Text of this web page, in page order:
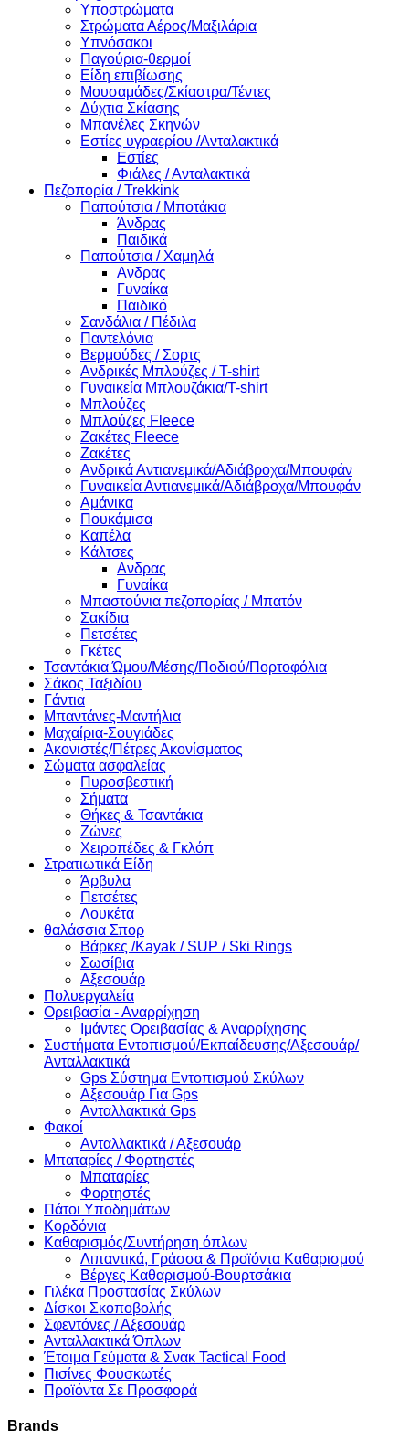
Υποστρώματα
Στρώματα Αέρος/Μαξιλάρια
Υπνόσακοι
Παγούρια-θερμοί
Είδη επιβίωσης
Μουσαμάδες/Σκίαστρα/Τέντες
Δύχτια Σκίασης
Μπανέλες Σκηνών
Εστίες υγραερίου /Ανταλακτικά
Εστίες
Φιάλες / Ανταλακτικά
Πεζοπορία / Trekkink
Παπούτσια / Μποτάκια
Άνδρας
Παιδικά
Παπούτσια / Χαμηλά
Ανδρας
Γυναίκα
Παιδικό
Σανδάλια / Πέδιλα
Παντελόνια
Βερμούδες / Σορτς
Ανδρικές Μπλούζες / T-shirt
Γυναικεία Μπλουζάκια/T-shirt
Μπλούζες
Μπλούζες Fleece
Ζακέτες Fleece
Ζακέτες
Ανδρικά Αντιανεμικά/Αδιάβροχα/Μπουφάν
Γυναικεία Αντιανεμικά/Αδιάβροχα/Μπουφάν
Αμάνικα
Πουκάμισα
Καπέλα
Κάλτσες
Ανδρας
Γυναίκα
Μπαστούνια πεζοπορίας / Μπατόν
Σακίδια
Πετσέτες
Γκέτες
Τσαντάκια Ώμου/Μέσης/Ποδιού/Πορτοφόλια
Σάκος Ταξιδίου
Γάντια
Μπαντάνες-Μαντήλια
Μαχαίρια-Σουγιάδες
Ακονιστές/Πέτρες Ακονίσματος
Σώματα ασφαλείας
Πυροσβεστική
Σήματα
Θήκες & Τσαντάκια
Ζώνες
Χειροπέδες & Γκλόπ
Στρατιωτικά Είδη
Άρβυλα
Πετσέτες
Λουκέτα
θαλάσσια Σπορ
Βάρκες /Kayak / SUP / Ski Rings
Σωσίβια
Αξεσουάρ
Πολυεργαλεία
Ορειβασία - Αναρρίχηση
Ιμάντες Ορειβασίας & Αναρρίχησης
Συστήματα Εντοπισμού/Εκπαίδευσης/Αξεσουάρ/
Ανταλλακτικά
Gps Σύστημα Εντοπισμού Σκύλων
Αξεσουάρ Για Gps
Ανταλλακτικά Gps
Φακοί
Ανταλλακτικά / Αξεσουάρ
Μπαταρίες / Φορτηστές
Μπαταρίες
Φορτηστές
Πάτοι Υποδημάτων
Κορδόνια
Καθαρισμός/Συντήρηση όπλων
Λιπαντικά, Γράσσα & Προϊόντα Καθαρισμού
Βέργες Καθαρισμού-Βουρτσάκια
Γιλέκα Προστασίας Σκύλων
Δίσκοι Σκοποβολής
Σφεντόνες / Αξεσουάρ
Ανταλλακτικά Όπλων
Έτοιμα Γεύματα & Σνακ Tactical Food
Πισίνες Φουσκωτές
Προϊόντα Σε Προσφορά
Brands